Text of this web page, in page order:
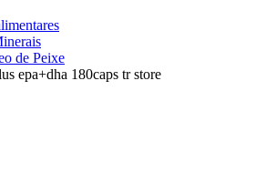
de Peixe
epa+dha 180caps tr store